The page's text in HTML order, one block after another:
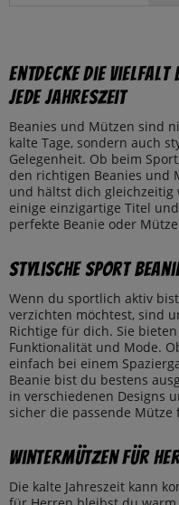
Entdecke die Vielfalt
jede Jahreszeit
Beanies und Mützen sind
kalte Tage, sondern auch
Gelegenheit. Ob beim
den richtigen Beanies und
und hältst dich gleichzeitig
einige einzigartige Titel
perfekte Beanie oder
Stylische Sport
Wenn du sportlich aktiv
verzichten möchtest, sind
Richtige für dich. Sie
Funktionalität und Mode.
einfach bei einem
Beanie bist du bestens
in verschiedenen Designs
sicher die passende
Wintermützen für
Die kalte Jahreszeit kann